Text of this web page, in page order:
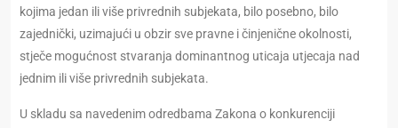
kojima jedan ili više privrednih subjekata, bilo posebno, bilo
zajednički, uzimajući u obzir sve pravne i činjenične okolnosti,
stječe mogućnost stvaranja dominantnog uticaja utjecaja nad
jednim ili više privrednih subjekata.
U skladu sa navedenim odredbama Zakona o konkurenciji